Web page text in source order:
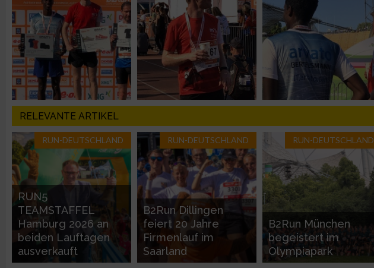
RELEVANTE ARTIKEL
RUN-DEUTSCHLAND
RUN5
TEAMSTAFFEL
Hamburg 2026 an
beiden Lauftagen
ausverkauft
RUN-DEUTSCHLAND
B2Run Dillingen
feiert 20 Jahre
Firmenlauf im
Saarland
RUN-DEUTSCHLAND
B2Run München
begeistert im
Olympiapark
IAB-Besonderheiten:
Verwendung genauer Standortdaten
Geräte anhand von aktiv angeforderten Informationen identifizieren
Nicht-IAB-Verarbeitungszwecke:
Notwendig
Performance
Funktional
Werbung